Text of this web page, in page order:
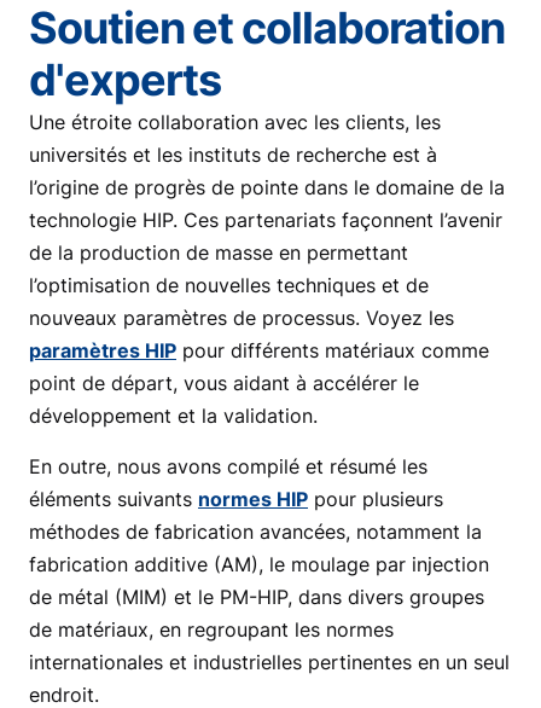
Soutien et collaboration
d'experts
Une étroite collaboration avec les clients, les
universités et les instituts de recherche est à
l’origine de progrès de pointe dans le domaine de la
technologie HIP. Ces partenariats façonnent l’avenir
de la production de masse en permettant
l’optimisation de nouvelles techniques et de
nouveaux paramètres de processus. Voyez les
paramètres HIP pour différents matériaux comme
point de départ, vous aidant à accélérer le
développement et la validation.
En outre, nous avons compilé et résumé les
éléments suivants normes HIP pour plusieurs
méthodes de fabrication avancées, notamment la
fabrication additive (AM), le moulage par injection
de métal (MIM) et le PM-HIP, dans divers groupes
de matériaux, en regroupant les normes
internationales et industrielles pertinentes en un seul
endroit.